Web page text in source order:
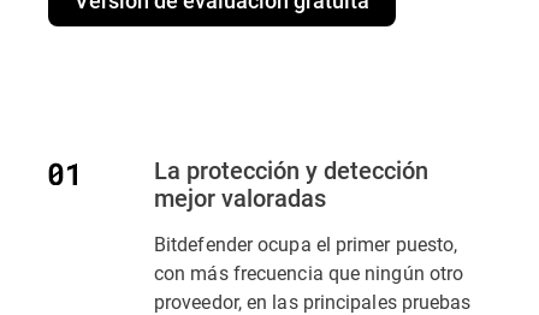
La protección y detección
mejor valoradas
Bitdefender ocupa el primer puesto,
con más frecuencia que ningún otro
proveedor, en las principales pruebas